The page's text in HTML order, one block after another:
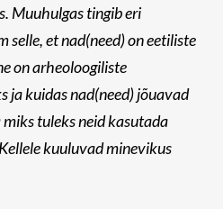
Muuhulgas tingib eri
et nad(need) on eetiliste
on arheoloogiliste
ja kuidas nad(need) jõuavad
miks tuleks neid kasutada
kuuluvad minevikus